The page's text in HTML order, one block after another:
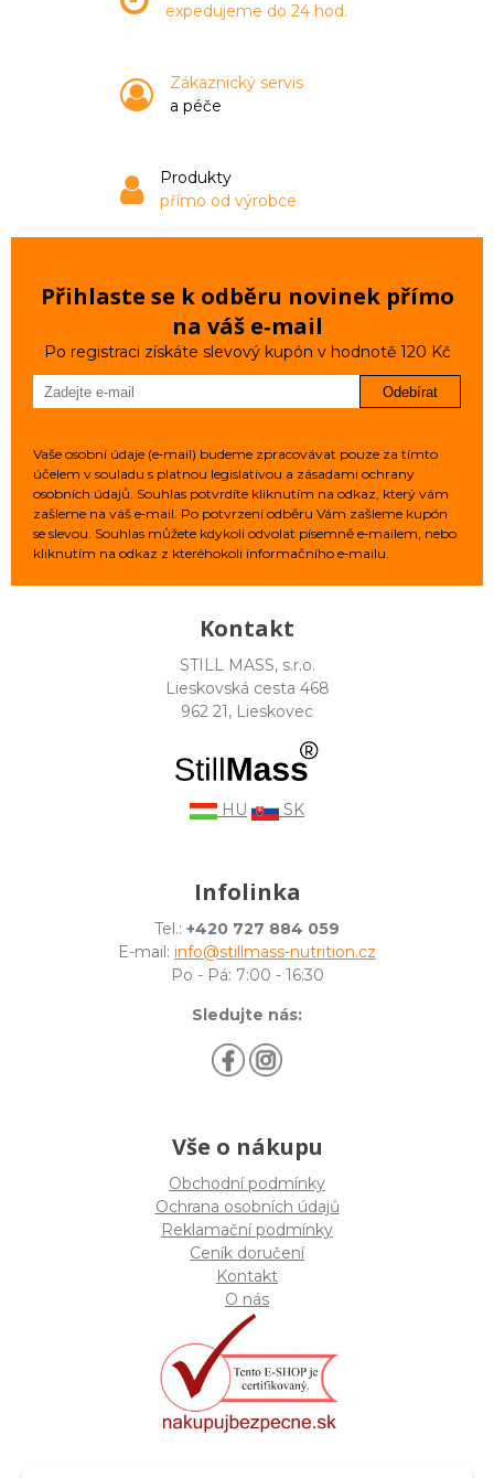
expedujeme do 24 hod.
Zákaznický servis
a péče
Produkty
přímo od výrobce
Přihlaste se k odběru novinek přímo
na váš e‑mail
Po registraci získáte slevový kupón v hodnotě 120 Kč
Odebírat
Vaše osobní údaje (e‑mail) budeme zpracovávat pouze za tímto
účelem v souladu s platnou legislativou a zásadami ochrany
osobních údajů. Souhlas potvrdíte kliknutím na odkaz, který vám
zašleme na váš e‑mail. Po potvrzení odběru Vám zašleme kupón
se slevou. Souhlas můžete kdykoli odvolat písemně e‑mailem, nebo
kliknutím na odkaz z kteréhokoli informačního e‑mailu.
Kontakt
STILL MASS, s.r.o.
Lieskovská cesta 468
962 21, Lieskovec
HU SK
Infolinka
Tel.: +420 727 884 059
E-mail: info@stillmass-nutrition.cz
Po - Pá: 7:00 - 16:30
Sledujte nás:
Vše o nákupu
Obchodní podmínky
Ochrana osobních údajů
Reklamační podmínky
Ceník doručení
Kontakt
O nás